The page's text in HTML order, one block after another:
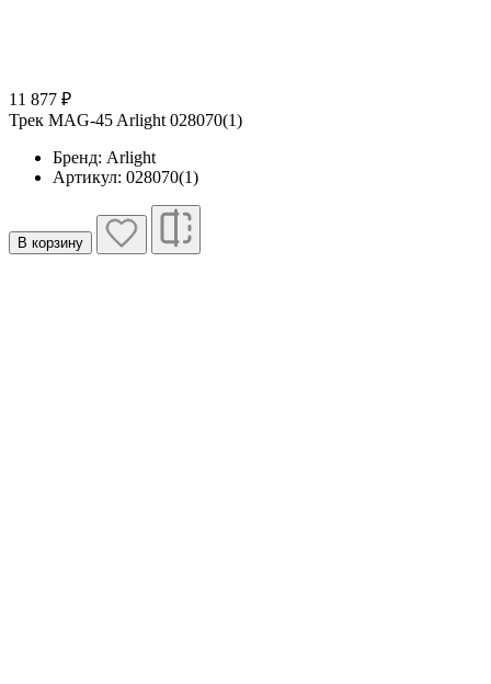
11 877 ₽
Трек MAG-45 Arlight 028070(1)
Бренд: Arlight
Артикул: 028070(1)
В корзину